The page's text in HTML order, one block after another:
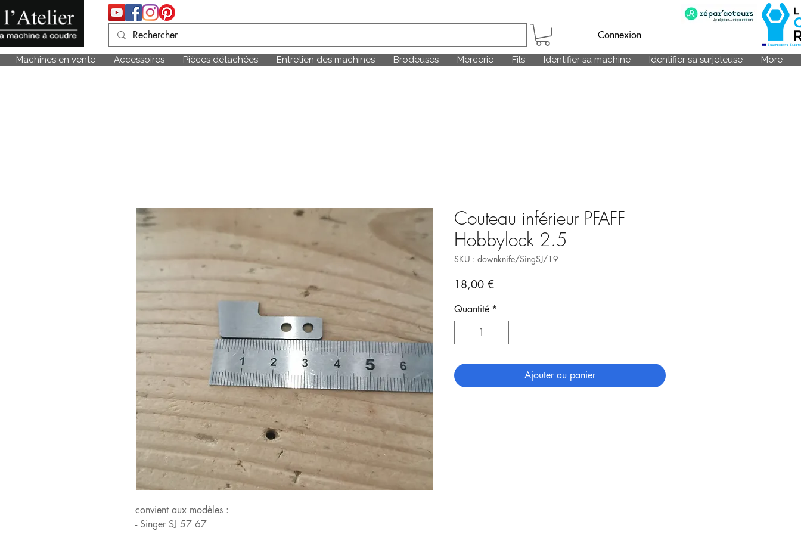
Machines en vente Accessoires Pièces détachées Entretien des machines Brodeuses Mercerie Fils Identifier sa machine Identifier sa surjeteuse More
Connexion
convient aux modèles :
- Singer SJ 57 67
Couteau inférieur PFAFF
Hobbylock 2.5
SKU : downknife/SingSJ/19
18,00 €Prix
Quantité *
Ajouter au panier